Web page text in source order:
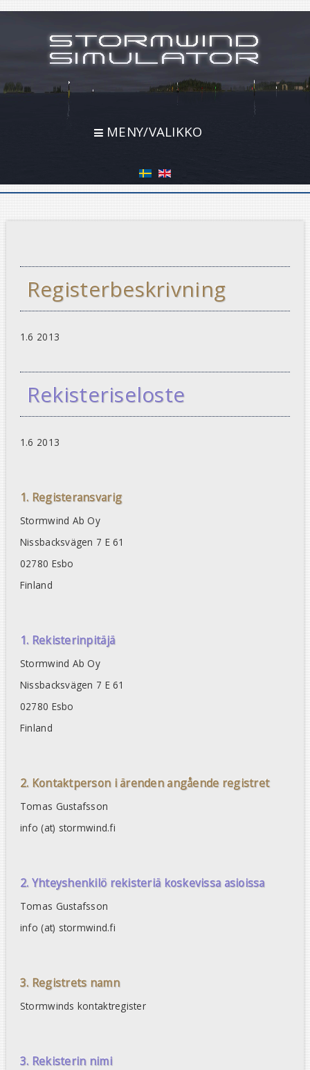
MENY/VALIKKO
Registerbeskrivning
1.6 2013
Rekisteriseloste
1.6 2013
1. Registeransvarig
Stormwind Ab Oy
Nissbacksvägen 7 E 61
02780 Esbo
Finland
1. Rekisterinpitäjä
Stormwind Ab Oy
Nissbacksvägen 7 E 61
02780 Esbo
Finland
2. Kontaktperson i ärenden angående registret
Tomas Gustafsson
info (at) stormwind.fi
2. Yhteyshenkilö rekisteriä koskevissa asioissa
Tomas Gustafsson
info (at) stormwind.fi
3. Registrets namn
Stormwinds kontaktregister
3. Rekisterin nimi